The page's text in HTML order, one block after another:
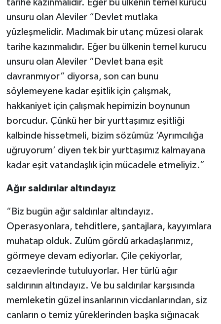
tarihe kazınmalıdır. Eğer bu ülkenin temel kurucu
unsuru olan Aleviler “Devlet mutlaka
yüzleşmelidir. Madımak bir utanç müzesi olarak
tarihe kazınmalıdır. Eğer bu ülkenin temel kurucu
unsuru olan Aleviler “Devlet bana eşit
davranmıyor” diyorsa, son can bunu
söylemeyene kadar eşitlik için çalışmak,
hakkaniyet için çalışmak hepimizin boynunun
borcudur. Çünkü her bir yurttaşımız eşitliği
kalbinde hissetmeli, bizim sözümüz ‘Ayrımcılığa
uğruyorum’ diyen tek bir yurttaşımız kalmayana
kadar eşit vatandaşlık için mücadele etmeliyiz.”
Ağır saldırılar altındayız
“Biz bugün ağır saldırılar altındayız.
Operasyonlara, tehditlere, şantajlara, kayyımlara
muhatap olduk. Zulüm gördü arkadaşlarımız,
görmeye devam ediyorlar. Çile çekiyorlar,
cezaevlerinde tutuluyorlar. Her türlü ağır
saldırının altındayız. Ve bu saldırılar karşısında
memleketin güzel insanlarının vicdanlarından, siz
canların o temiz yüreklerinden başka sığınacak